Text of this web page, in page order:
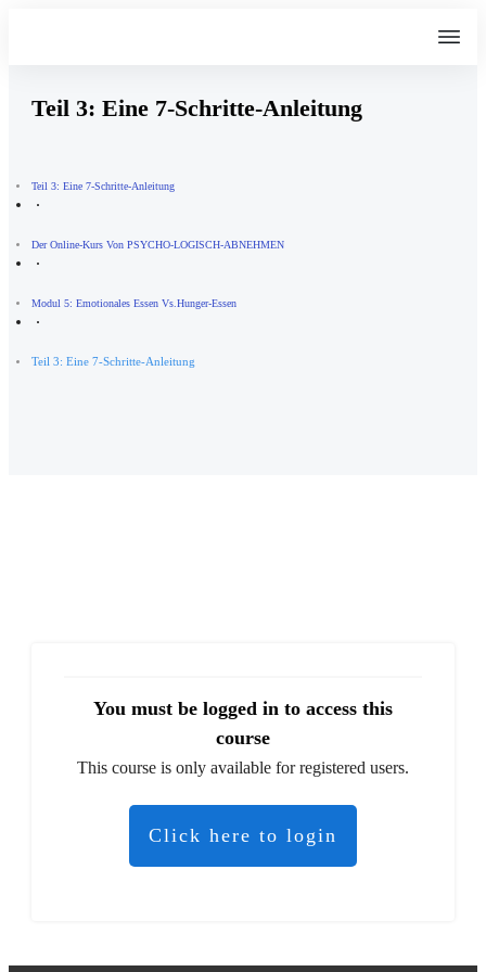
Teil 3: Eine 7-Schritte-Anleitung
Teil 3: Eine 7-Schritte-Anleitung
Der Online-Kurs Von PSYCHO-LOGISCH-ABNEHMEN
Modul 5: Emotionales Essen Vs.Hunger-Essen
Teil 3: Eine 7-Schritte-Anleitung
You must be logged in to access this
course
This course is only available for registered users.
Click here to login